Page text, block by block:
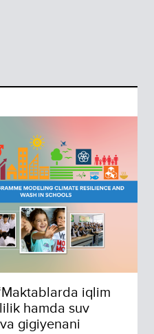
iqlim
hamda suv
gigiyenani